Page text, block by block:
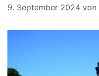
9. September 2024 von